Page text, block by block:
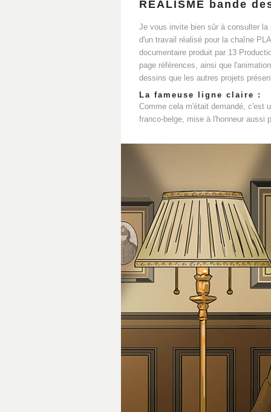
RÉALISME bande
Je vous invite bien sûr à consulter
d'un travail réalisé pour la chaîne
documentaire produit par 13
page références, ainsi que
dessins que les autres projets
La fameuse ligne claire :
Comme cela m'était demandé, c'est
franco-belge, mise à l'honneur aussi